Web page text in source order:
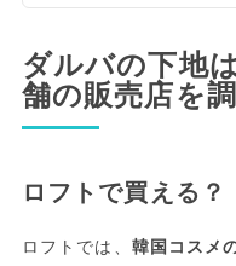
ダルバの下地
舗の販売店を
ロフトで買える？
ロフトでは、 韓国コスメ